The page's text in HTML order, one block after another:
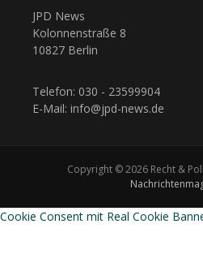
JPD News
Kolonnenstraße 8
10827 Berlin
Telefon: 030 - 23599904
E-Mail: info@jpd-news.de
Copyright © 2026 Recht &
Cookie Consent mit Real Cookie